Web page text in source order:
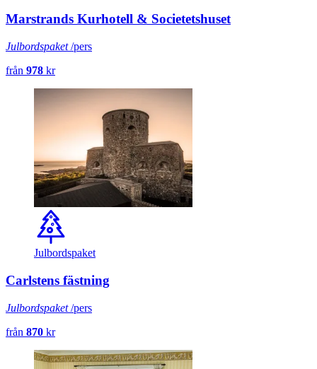
Marstrands Kurhotell & Societetshuset
Julbordspaket/pers
från 978 kr
Julbordspaket
Carlstens fästning
Julbordspaket/pers
från 870 kr